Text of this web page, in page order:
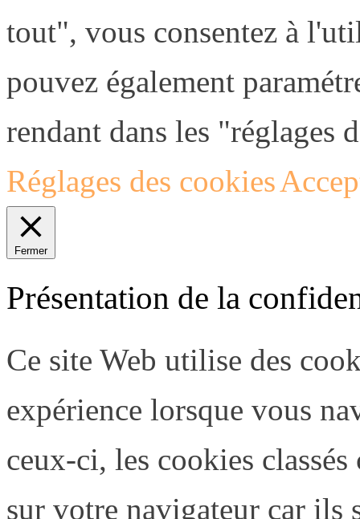
tout", vous consentez à
pouvez également
rendant dans les "réglages
Réglages des cookies
Fermer
Présentation de la
Ce site Web utilise des
expérience lorsque vous
ceux-ci, les cookies classés
sur votre navigateur car ils